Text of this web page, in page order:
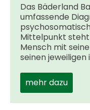
Das Bäderland
umfassende
Mittelpunkt
Mensch mit
seinen jeweiligen
mehr dazu